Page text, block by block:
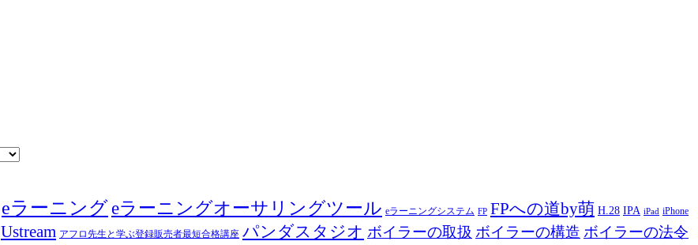
eラーニング eラーニングオーサリングツール eラーニングシステム FP FPへの道by萌 H.28 IPA iPad iPhone
Ustream アフロ先生と学ぶ登録販売者最短合格講座 パンダスタジオ ボイラーの取扱 ボイラーの構造 ボイラーの法令